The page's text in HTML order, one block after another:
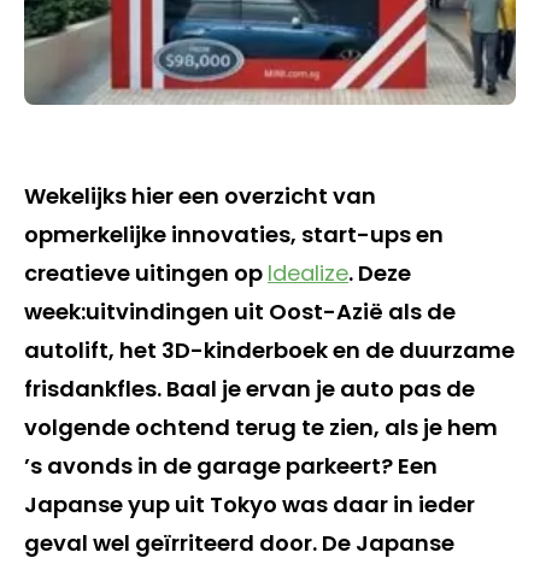
Wekelijks hier een overzicht van
opmerkelijke innovaties, start-ups en
creatieve uitingen op Idealize. Deze
week:uitvindingen uit Oost-Azië als de
autolift, het 3D-kinderboek en de duurzame
frisdankfles. Baal je ervan je auto pas de
volgende ochtend terug te zien, als je hem
’s avonds in de garage parkeert? Een
Japanse yup uit Tokyo was daar in ieder
geval wel geïrriteerd door. De Japanse